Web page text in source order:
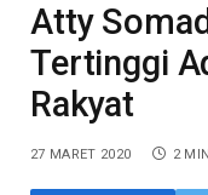
Atty
Tertinggi
Rakyat
27 MARET 2020 2